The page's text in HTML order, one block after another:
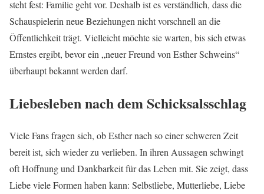
steht fest: Familie geht vor. Deshalb ist es verständlich, dass die
Schauspielerin neue Beziehungen nicht vorschnell an die
Öffentlichkeit trägt. Vielleicht möchte sie warten, bis sich etwas
Ernstes ergibt, bevor ein „neuer Freund von Esther Schweins“
überhaupt bekannt werden darf.
Liebesleben nach dem Schicksalsschlag
Viele Fans fragen sich, ob Esther nach so einer schweren Zeit
bereit ist, sich wieder zu verlieben. In ihren Aussagen schwingt
oft Hoffnung und Dankbarkeit für das Leben mit. Sie zeigt, dass
Liebe viele Formen haben kann: Selbstliebe, Mutterliebe, Liebe